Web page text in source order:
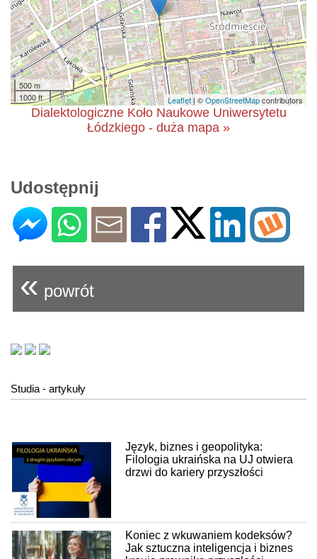
500 m
1000 ft
Leaflet| ©OpenStreetMapcontributors
Dialektologiczne Koło Naukowe Uniwersytetu
Łódzkiego - duża mapa »
Udostępnij
« powrót
Studia - artykuły
Język, biznes i geopolityka:
Filologia ukraińska na UJ otwiera
drzwi do kariery przyszłości
Koniec z wkuwaniem kodeksów?
Jak sztuczna inteligencja i biznes